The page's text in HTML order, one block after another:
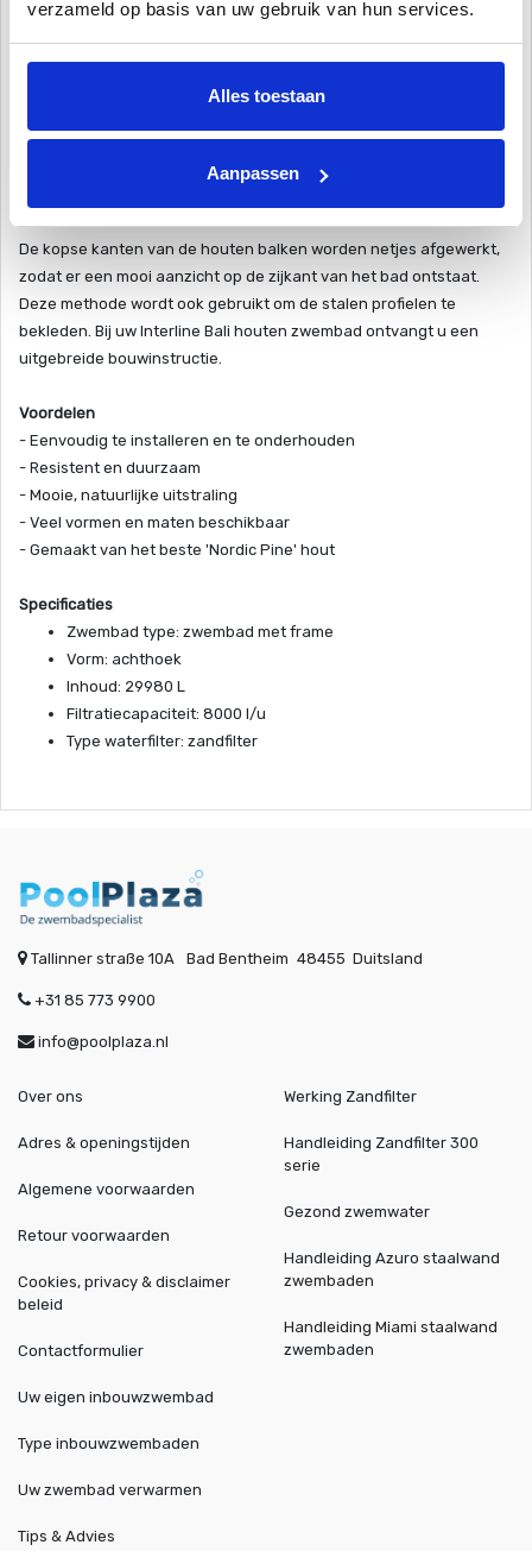
verzameld op basis van uw gebruik van hun services.
Alles toestaan
Aanpassen
onderzijde en de bovenzijde van de balken is er een optimale
drukverdeling van het water tegen de balken. Door gebruik van
‘koud’ op elkaar liggen. Indien u kiest voor een ovaal bad, dan
wordt de zijwaartse druk van het water opgevangen door sterke
De kopse kanten van de houten balken worden netjes afgewerkt,
zodat er een mooi aanzicht op de zijkant van het bad ontstaat.
Deze methode wordt ook gebruikt om de stalen profielen te
bekleden. Bij uw Interline Bali houten zwembad ontvangt u een
uitgebreide bouwinstructie.
Voordelen
- Eenvoudig te installeren en te onderhouden
- Resistent en duurzaam
- Mooie, natuurlijke uitstraling
- Veel vormen en maten beschikbaar
- Gemaakt van het beste 'Nordic Pine' hout
Specificaties
Zwembad type: zwembad met frame
Vorm: achthoek
Inhoud: 29980 L
Filtratiecapaciteit: 8000 l/u
Type waterfilter: zandfilter
Tallinner straße 10A Bad Bentheim 48455 Duitsland
+31 85 773 9900
info@poolplaza.nl
Over ons
Adres & openingstijden
Algemene voorwaarden
Retour voorwaarden
Cookies, privacy & disclaimer
beleid
Contactformulier
Werking Zandfilter
Handleiding Zandfilter 300
serie
Gezond zwemwater
Handleiding Azuro staalwand
zwembaden
Handleiding Miami staalwand
zwembaden
Uw eigen inbouwzwembad
Type inbouwzwembaden
Uw zwembad verwarmen
Tips & Advies